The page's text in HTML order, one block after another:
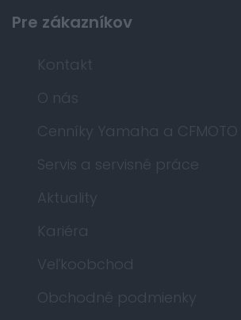
Pre zákazníkov
Kontakt
O nás
Cenníky Yamaha a CFMOTO
Servis a servisné práce
Aktuality
Kariéra
Veľkoobchod
Obchodné podmienky